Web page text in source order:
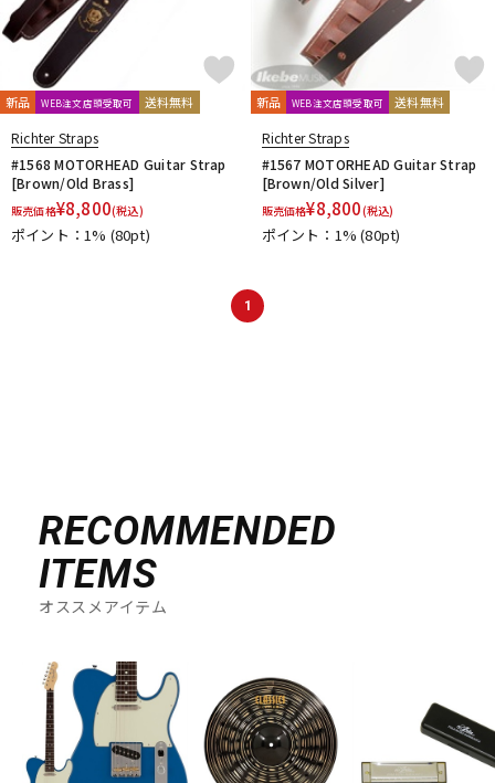
新品 WEB注文店頭受取可 送料無料
Richter Straps
#1568 MOTORHEAD Guitar Strap
[Brown/Old Brass]
販売価格¥8,800(税込)
ポイント：1% (80pt)
新品 WEB注文店頭受取可 送料無料
Richter Straps
#1567 MOTORHEAD Guitar Strap
[Brown/Old Silver]
販売価格¥8,800(税込)
ポイント：1%(80pt)
1
RECOMMENDED
ITEMS
オススメアイテム